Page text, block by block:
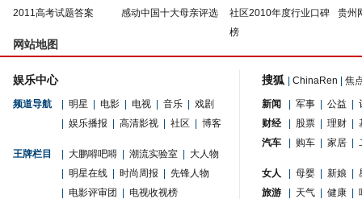
2011高考试题答案
感动中国十大母亲评选
社区2010年度行业口碑
榜
贵州
网站地图
娱乐中心
频道导航 明星 电影 电视 音乐
戏剧
娱乐播报 高清影视 社区 博客
王牌栏目 大鹏嘚吧嘚 潮流实验室
大人物
明星在线 时尚周报
先锋人物
电影评审团 电视收视榜
搜狐 ChinaRen 焦
新闻 军事 公益
财经
股票 理财
汽车
购车 家居
女人 母婴 新娘
旅游
天气 健康